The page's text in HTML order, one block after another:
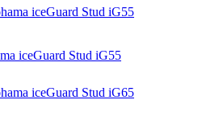
iceGuard Stud iG55